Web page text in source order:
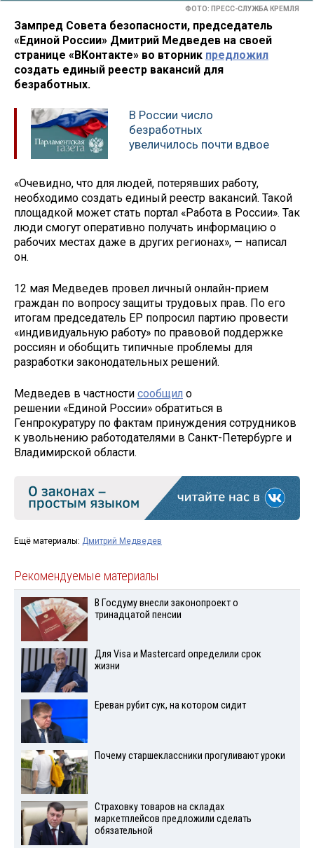
ФОТО: ПРЕСС-СЛУЖБА КРЕМЛЯ
Зампред Совета безопасности, председатель
«Единой России» Дмитрий Медведев на своей
странице «ВКонтакте» во вторник предложил
создать единый реестр вакансий для
безработных.
В России число
безработных
увеличилось почти вдвое
«Очевидно, что для людей, потерявших работу,
необходимо создать единый реестр вакансий. Такой
площадкой может стать портал «Работа в России». Так
люди смогут оперативно получать информацию о
рабочих местах даже в других регионах», — написал
он.
12 мая Медведев провел личный онлайн-прием
граждан по вопросу защиты трудовых прав. По его
итогам председатель ЕР попросил партию провести
«индивидуальную работу» по правовой поддержке
россиян и обобщить типичные проблемы для
разработки законодательных решений.
Медведев в частности сообщил о
решении «Единой России» обратиться в
Генпрокуратуру по фактам принуждения сотрудников
к увольнению работодателями в Санкт-Петербурге и
Владимирской области.
Ещё материалы: Дмитрий Медведев
Рекомендуемые материалы
В Госдуму внесли законопроект о
тринадцатой пенсии
Для Visа и Mastercard определили срок
жизни
Ереван рубит сук, на котором сидит
Почему старшеклассники прогуливают уроки
Страховку товаров на складах
маркетплейсов предложили сделать
обязательной